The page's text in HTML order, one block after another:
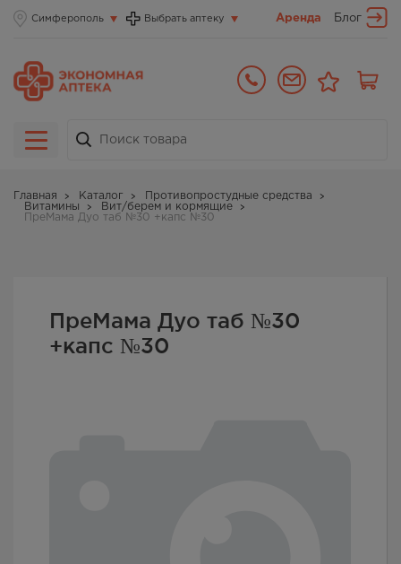
Симферополь Выбрать аптеку Аренда Блог
Главная Каталог
Противопростудные средства
Витамины
Вит/берем и кормящие
ПреМама Дуо таб №30 +капс №30
ПреМама Дуо таб №30
+капс №30